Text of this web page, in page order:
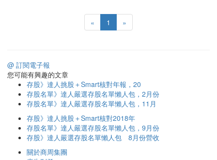
« 1 »
@ 訂閱電子報
您可能有興趣的文章
存股》達人挑股＋Smart核對年報，20
存股名單》達人嚴選存股名單懶人包，2月份
存股名單》達人嚴選存股名單懶人包，11月
存股》達人挑股＋Smart核對2018年
存股名單》達人嚴選存股名單懶人包，9月份
存股》達人嚴選存股名單懶人包 8月份營收
關於商周集團